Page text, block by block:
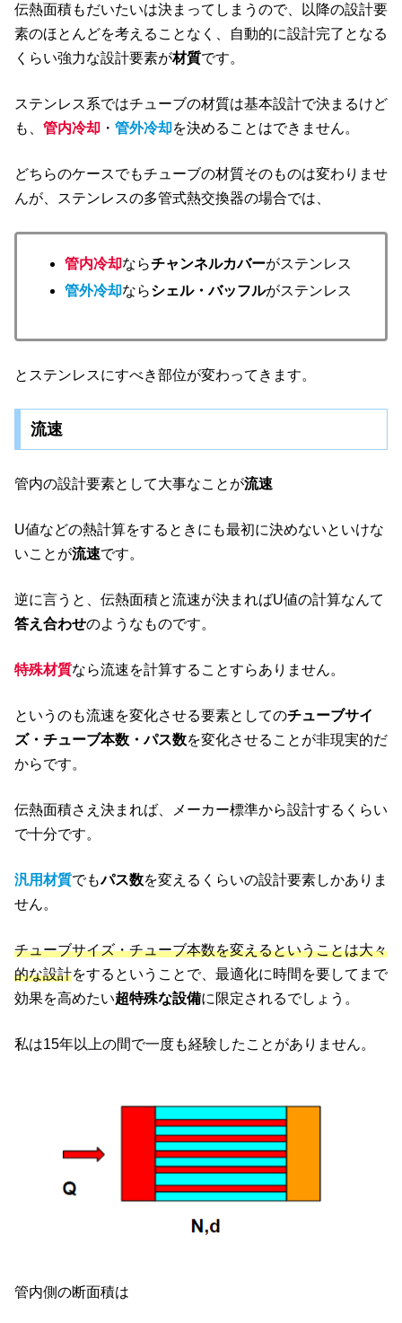
伝熱面積もだいたいは決まってしまうので、以降の設計要
素のほとんどを考えることなく、自動的に設計完了となる
くらい強力な設計要素が材質です。
ステンレス系ではチューブの材質は基本設計で決まるけど
も、 管内冷却 ・ 管外冷却を決めることはできません。
どちらのケースでもチューブの材質そのものは変わりませ
んが、ステンレスの多管式熱交換器の場合では、
管内冷却ならチャンネルカバーがステンレス
管外冷却ならシェル・バッフルがステンレス
とステンレスにすべき部位が変わってきます。
流速
管内の設計要素として大事なことが流速
U値などの熱計算をするときにも最初に決めないといけな
いことが流速です。
逆に言うと、伝熱面積と流速が決まればU値の計算なんて
答え合わせのようなものです。
特殊材質なら流速を計算することすらありません。
というのも流速を変化させる要素としてのチューブサイ
ズ・チューブ本数・パス数を変化させることが非現実的だ
からです。
伝熱面積さえ決まれば、メーカー標準から設計するくらい
で十分です。
汎用材質でもパス数を変えるくらいの設計要素しかありま
せん。
チューブサイズ・チューブ本数を変えるということは大々
的な設計をするということで、最適化に時間を要してまで
効果を高めたい超特殊な設備に限定されるでしょう。
私は15年以上の間で一度も経験したことがありません。
管内側の断面積は